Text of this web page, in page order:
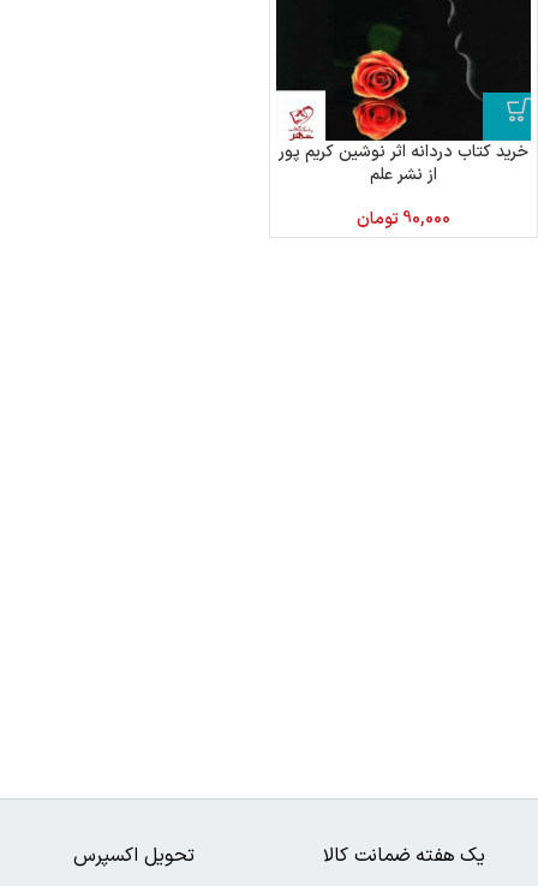
خرید کتاب دردانه اثر نوشین کریم پور
از نشر علم
90,000 تومان
تحویل اکسپرس یک هفته ضمانت کالا